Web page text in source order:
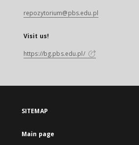
repozytorium@pbs.edu.pl
Visit us!
https://bg.pbs.edu.pl/
SITEMAP
Main page